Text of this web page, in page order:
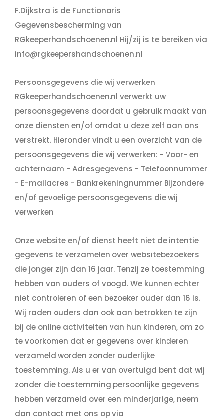
F.Dijkstra is de Functionaris
Gegevensbescherming van
RGkeeperhandschoenen.nl Hij/zij is te bereiken via
info@rgkeepershandschoenen.nl
Persoonsgegevens die wij verwerken
RGkeeperhandschoenen.nl verwerkt uw
persoonsgegevens doordat u gebruik maakt van
onze diensten en/of omdat u deze zelf aan ons
verstrekt. Hieronder vindt u een overzicht van de
persoonsgegevens die wij verwerken: - Voor- en
achternaam - Adresgegevens - Telefoonnummer
- E-mailadres - Bankrekeningnummer Bijzondere
en/of gevoelige persoonsgegevens die wij
verwerken
Onze website en/of dienst heeft niet de intentie
gegevens te verzamelen over websitebezoekers
die jonger zijn dan 16 jaar. Tenzij ze toestemming
hebben van ouders of voogd. We kunnen echter
niet controleren of een bezoeker ouder dan 16 is.
Wij raden ouders dan ook aan betrokken te zijn
bij de online activiteiten van hun kinderen, om zo
te voorkomen dat er gegevens over kinderen
verzameld worden zonder ouderlijke
toestemming. Als u er van overtuigd bent dat wij
zonder die toestemming persoonlijke gegevens
hebben verzameld over een minderjarige, neem
dan contact met ons op via